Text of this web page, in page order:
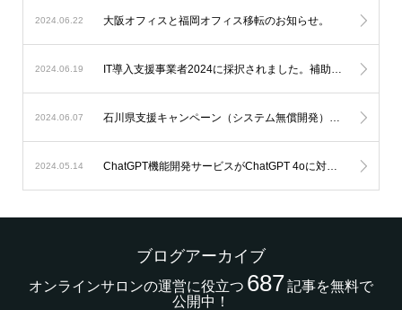
2024.06.22 大阪オフィスと福岡オフィス移転のお知らせ。
2024.06.19 IT導入支援事業者2024に採択されました。補助金を利用したオンラインサロン開発が可能になります。
2024.06.07 石川県支援キャンペーン（システム無償開発）延長のお知らせ。
2024.05.14 ChatGPT機能開発サービスがChatGPT 4oに対応します。
ブログアーカイブ
オンラインサロンの運営に役立つ 687記事を無料で
公開中！